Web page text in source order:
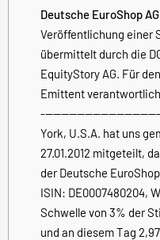
Deutsche EuroShop AG
Veröffentlichung einer
übermittelt durch die
EquityStory AG. Für
Emittent
York, U.S.A. hat uns
27.01.2012 mitgeteilt,
der Deutsche
ISIN: DE0007480204,
Schwelle von 3% der
und an diesem Tag